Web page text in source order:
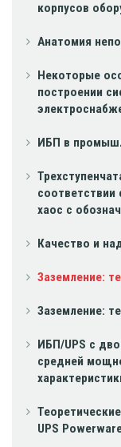
корпусов
Анатомия
Некоторые
построении
ИБП в
соответствии
хаос с
Качество и
Заземление:
Заземление:
ИБП/UPS с
средней
UPS